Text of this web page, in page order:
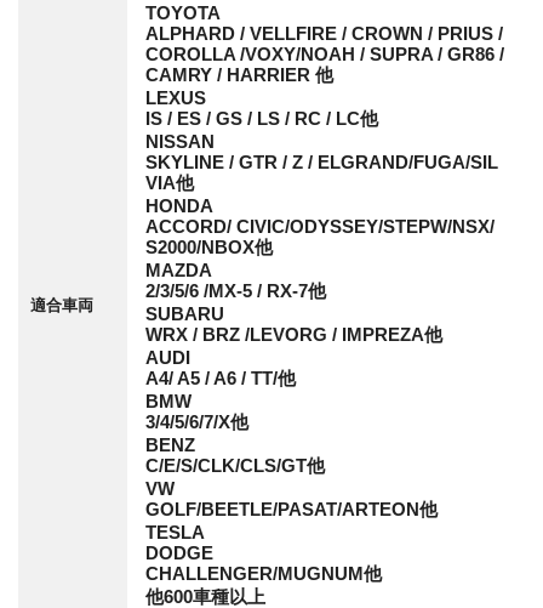
適合車両
TOYOTA
ALPHARD / VELLFIRE / CROWN / PRIUS /
COROLLA /VOXY/NOAH / SUPRA / GR86 /
CAMRY / HARRIER 他
LEXUS
IS / ES / GS / LS / RC / LC他
NISSAN
SKYLINE / GTR / Z / ELGRAND/FUGA/SIL
VIA他
HONDA
ACCORD/ CIVIC/ODYSSEY/STEPW/NSX/
S2000/NBOX他
MAZDA
2/3/5/6 /MX-5 / RX-7他
SUBARU
WRX / BRZ /LEVORG / IMPREZA他
AUDI
A4/ A5 / A6 / TT/他
BMW
3/4/5/6/7/X他
BENZ
C/E/S/CLK/CLS/GT他
VW
GOLF/BEETLE/PASAT/ARTEON他
TESLA
DODGE
CHALLENGER/MUGNUM他
他600車種以上